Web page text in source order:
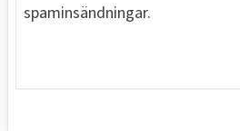
spaminsändningar.